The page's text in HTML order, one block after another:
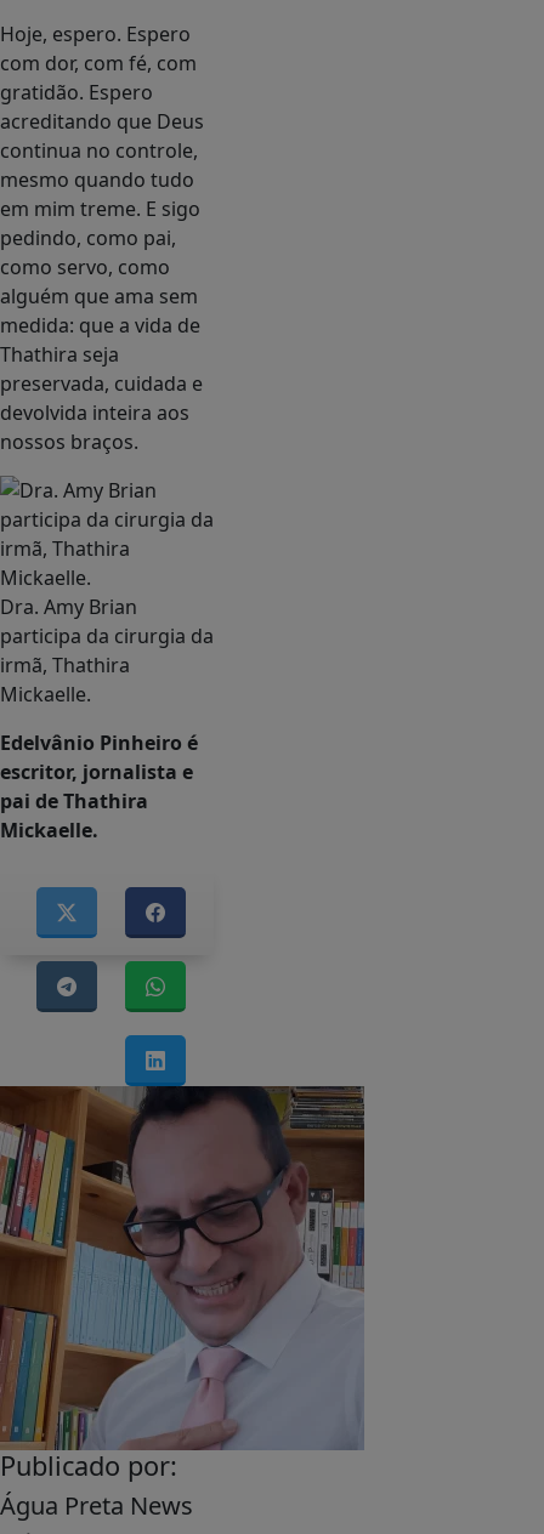
Hoje, espero. Espero
com dor, com fé, com
gratidão. Espero
acreditando que Deus
continua no controle,
mesmo quando tudo
em mim treme. E sigo
pedindo, como pai,
como servo, como
alguém que ama sem
medida: que a vida de
Thathira seja
preservada, cuidada e
devolvida inteira aos
nossos braços.
Dra. Amy Brian
participa da cirurgia da
irmã, Thathira
Mickaelle.
Edelvânio Pinheiro é
escritor, jornalista e
pai de Thathira
Mickaelle.
Publicado por:
Água Preta News